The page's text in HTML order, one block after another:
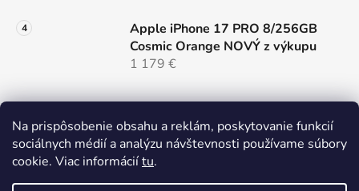
Na prispôsobenie obsahu a reklám, poskytovanie funkcií
sociálnych médií a analýzu návštevnosti používame súbory
cookie. Viac informáciítu.
Apple iPhone 17 PRO 8/256GB
Cosmic Orange NOVÝ z výkupu
1 179 €
Samsung Galaxy S26 ULTRA 5G
12/256 Black Dual Sim NOVÝ z
výkupu
999 €